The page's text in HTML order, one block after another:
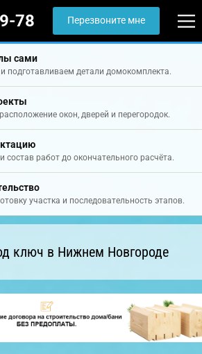
78 Перезвоните мне
сами
подготавливаем детали домокомплекта.
окон, дверей и перегородок.
работ до окончательного расчёта.
участка и последовательность этапов.
ключ в Нижнем Новгороде